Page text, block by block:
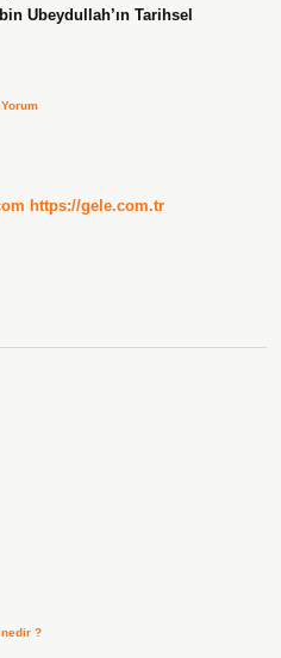
Ubeydullah’ın Tarihsel
https://gele.com.tr
?